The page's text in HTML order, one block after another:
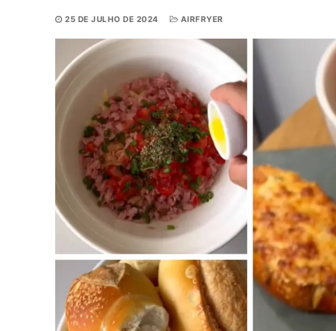
25 DE JULHO DE 2024 AIRFRYER